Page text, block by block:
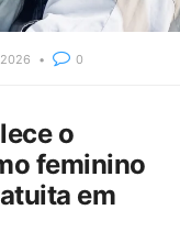
0
o
feminino
em